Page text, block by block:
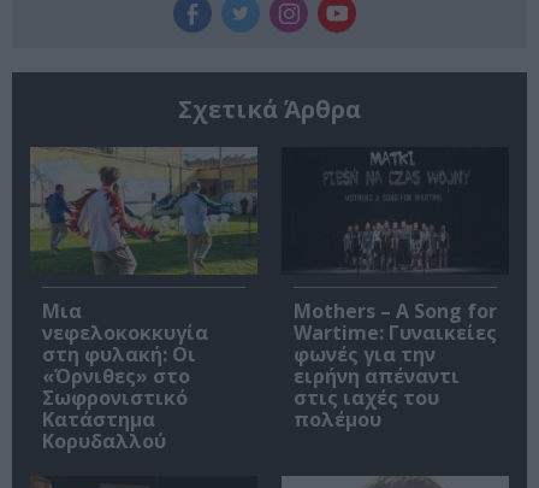
Σχετικά Άρθρα
Μια
νεφελοκοκκυγία
στη φυλακή: Οι
«Όρνιθες» στο
Σωφρονιστικό
Κατάστημα
Κορυδαλλού
Mothers – A Song for
Wartime: Γυναικείες
φωνές για την
ειρήνη απέναντι
στις ιαχές του
πολέμου